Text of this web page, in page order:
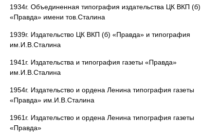
1934г. Объединенная типография издательства ЦК ВКП (б)
«Правда» имени тов.Сталина
1939г. Издательство ЦК ВКП (б) «Правда» и типография
им.И.В.Сталина
1941г. Издательства и типография газеты «Правда»
им.И.В.Сталина
1954г. Издательство и ордена Ленина типография газеты
«Правда» им.И.В.Сталина
1961г. Издательство и ордена Ленина типография газеты
«Правда»